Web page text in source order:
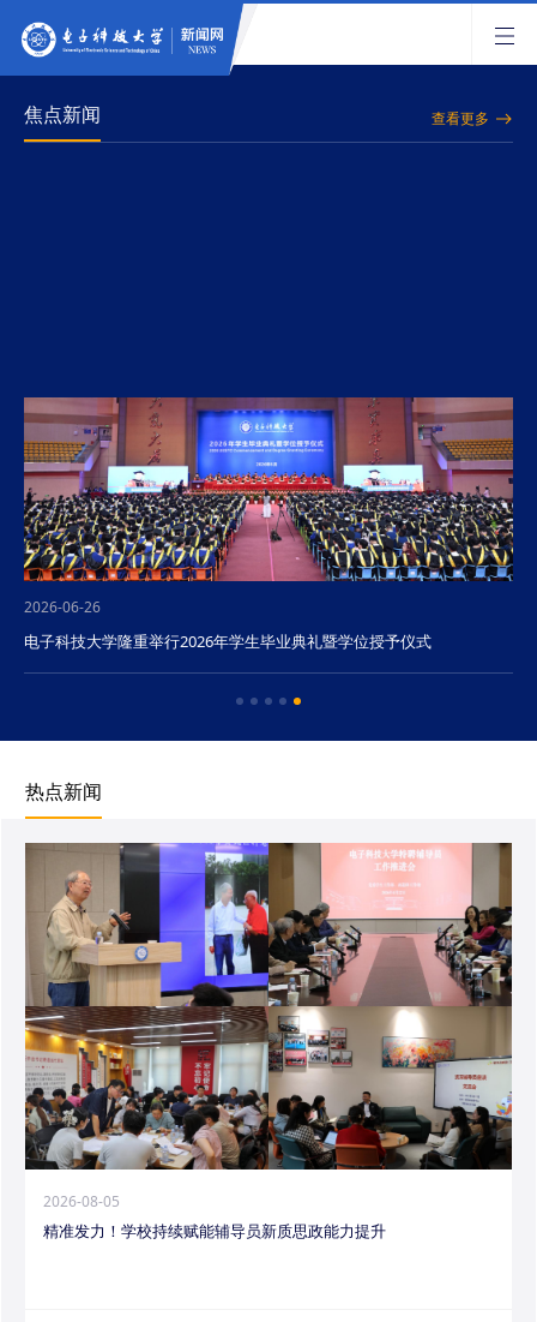
焦点新闻 查看更多
2026-06-26
电子科技大学隆重举行2026年学生毕业典礼暨学位授予仪式
热点新闻
2026-08-05
精准发力！学校持续赋能辅导员新质思政能力提升